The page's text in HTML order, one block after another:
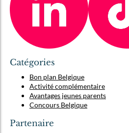
Catégories
Bon plan Belgique
Activité complémentaire
Avantages jeunes parents
Concours Belgique
Partenaire